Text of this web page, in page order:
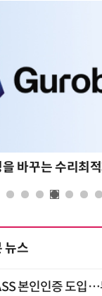
뉴스
본인인증 도입